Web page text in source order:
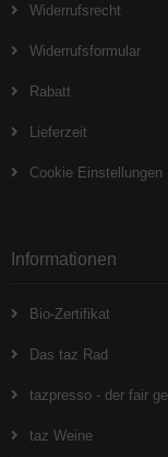
Widerrufsrecht
Widerrufsformular
Rabatt
Lieferzeit
Cookie Einstellungen
Informationen
Bio-Zertifikat
Das taz Rad
tazpresso - der fair
taz Weine